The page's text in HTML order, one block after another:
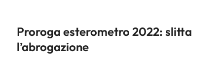
Proroga esterometro 2022: slitta
l’abrogazione